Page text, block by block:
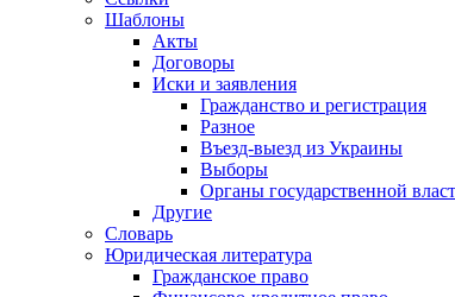
Шаблоны
Акты
Договоры
Иски и заявления
Гражданство и регистрация
Разное
Въезд-выезд из Украины
Выборы
Органы государственной
Другие
Словарь
Юридическая литература
Гражданское право